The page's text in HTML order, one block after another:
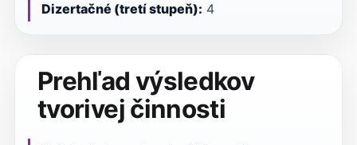
Dizertačné (tretí stupeň): 4
Prehľad výsledkov
tvorivej činnosti